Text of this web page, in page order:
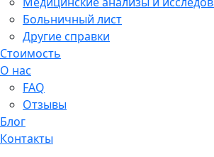
Больничный лист
Другие справки
Стоимость
О нас
FAQ
Отзывы
Блог
Контакты